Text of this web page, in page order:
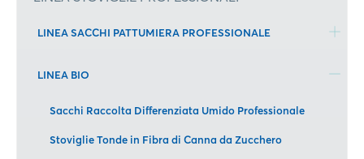
LINEA SACCHI PATTUMIERA PROFESSIONALE
LINEA BIO
Sacchi Raccolta Differenziata Umido Professionale
Stoviglie Tonde in Fibra di Canna da Zucchero